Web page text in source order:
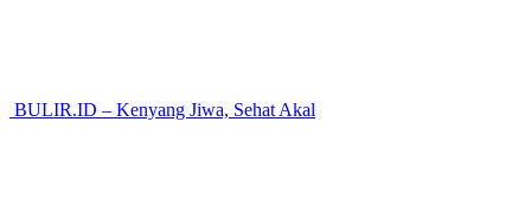
BULIR.ID – Kenyang Jiwa, Sehat Akal